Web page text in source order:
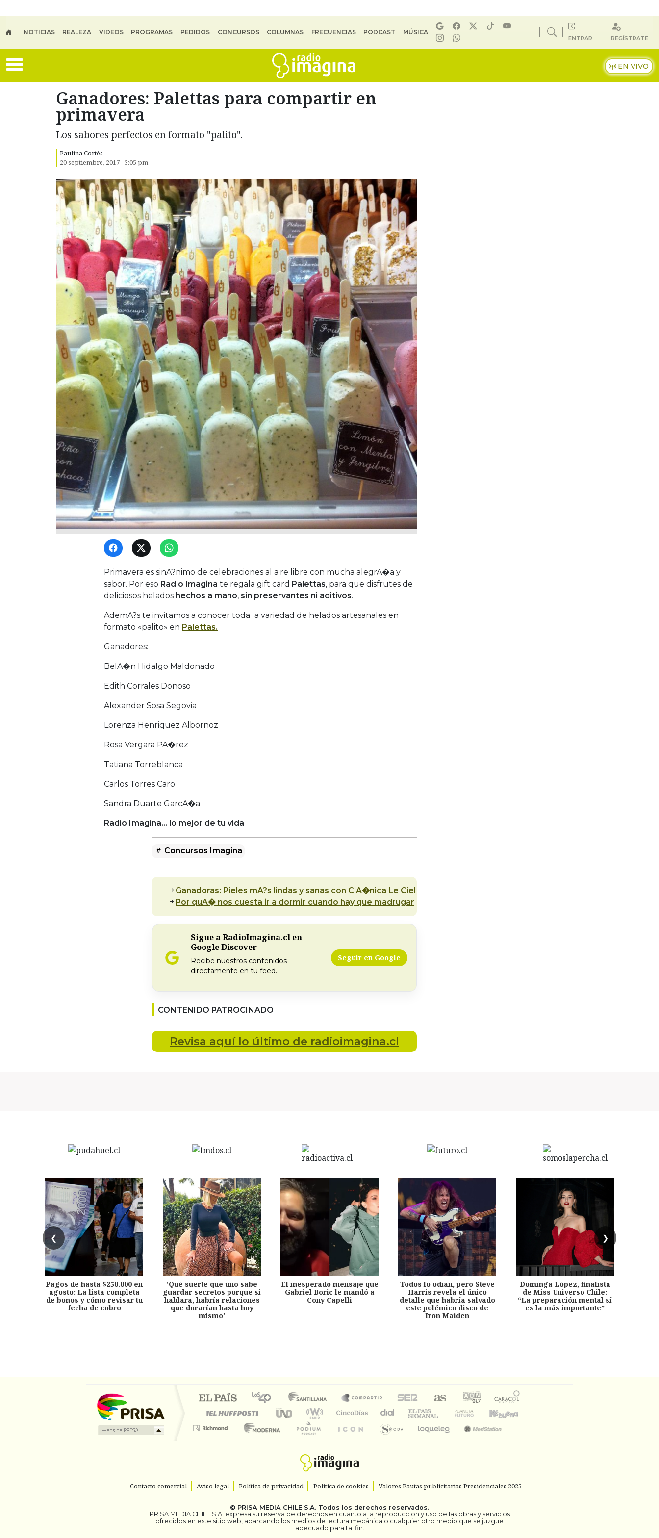
NOTICIAS REALEZA VIDEOS PROGRAMAS PEDIDOS CONCURSOS COLUMNAS FRECUENCIAS PODCAST MÚSICA
ENTRAR REGÍSTRATE
EN VIVO
Ganadores: Palettas para compartir en
primavera
Los sabores perfectos en formato "palito".
Paulina Cortés
20 septiembre, 2017 - 3:05 pm
Primavera es sinA?nimo de celebraciones al aire libre con mucha alegrA�a y
sabor. Por eso Radio Imagina te regala gift card Palettas, para que disfrutes de
deliciosos helados hechos a mano, sin preservantes ni aditivos.
AdemA?s te invitamos a conocer toda la variedad de helados artesanales en
formato «palito» en Palettas.
Ganadores:
BelA�n Hidalgo Maldonado
Edith Corrales Donoso
Alexander Sosa Segovia
Lorenza Henriquez Albornoz
Rosa Vergara PA�rez
Tatiana Torreblanca
Carlos Torres Caro
Sandra Duarte GarcA�a
Radio Imagina… lo mejor de tu vida
Concursos Imagina
Ganadoras: Pieles mA?s lindas y sanas con ClA�nica Le Ciel
Por quA� nos cuesta ir a dormir cuando hay que madrugar
Sigue a RadioImagina.cl en
Google Discover
Recibe nuestros contenidos
directamente en tu feed.
Seguir en Google
CONTENIDO PATROCINADO
Revisa aquí lo último de radioimagina.cl
❮ ❯
Pagos de hasta $250.000 en
agosto: La lista completa
de bonos y cómo revisar tu
fecha de cobro
'Qué suerte que uno sabe
guardar secretos porque si
hablara, habría relaciones
que durarían hasta hoy
mismo'
El inesperado mensaje que
Gabriel Boric le mandó a
Cony Capelli
Todos lo odian, pero Steve
Harris revela el único
detalle que habría salvado
este polémico disco de
Iron Maiden
Dominga López, finalista
de Miss Universo Chile:
“La preparación mental sí
es la más importante”
Contacto comercial Aviso legal Política de privacidad Política de cookies Valores Pautas publicitarias Presidenciales 2025
© PRISA MEDIA CHILE S.A. Todos los derechos reservados.
PRISA MEDIA CHILE S.A. expresa su reserva de derechos en cuanto a la reproducción y uso de las obras y servicios
ofrecidos en este sitio web, abarcando los medios de lectura mecánica o cualquier otro medio que se juzgue
adecuado para tal fin.